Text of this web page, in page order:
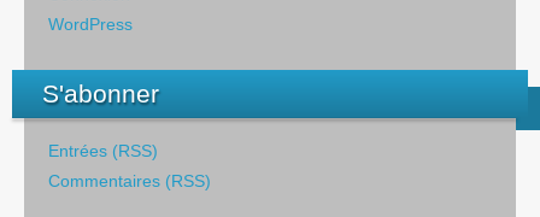
WordPress
S'abonner
Entrées (RSS)
Commentaires (RSS)